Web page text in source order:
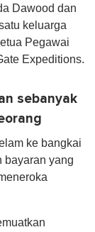
Dawood dan
keluarga
Pegawai
Expeditions.
sebanyak
ke bangkai
bayaran yang